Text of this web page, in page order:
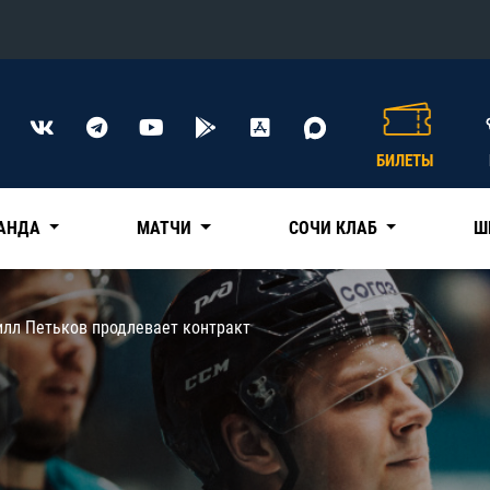
Конференция «Восток»
Нефтехимик
Трактор
Дивизион Чернышева
Авангард
Адмирал
КХЛ
БИЛЕТЫ
МАТЧИ СОЧИ КЛАБ
Петьков продлевает контракт